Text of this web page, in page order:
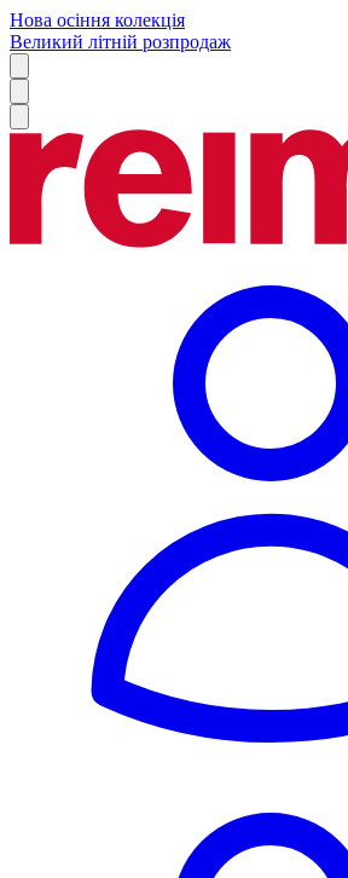
Нова осіння колекція
Великий літній розпродаж